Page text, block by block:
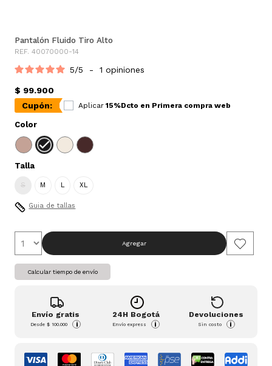
Pantalón Fluido Tiro Alto
REF. 40070000-14
5/5 - 1 opiniones
$ 99.900
Cupón:
Aplicar 15%Dcto en Primera compra web
Color
Talla
S M L XL
Guia de tallas
Agregar
Calcular tiempo de envío
Envío gratis
Desde$ 100.000 i
24H Bogotá
Envío express i
Devoluciones
Sin costo i